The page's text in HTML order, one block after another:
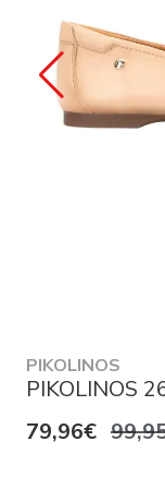
PIKOLINOS
PIKOLINOS
79,96€